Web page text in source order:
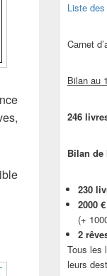
Liste
Carnet
Bilan au
246
Bilan de
230
2000 €
(+
2
Tous les
leurs